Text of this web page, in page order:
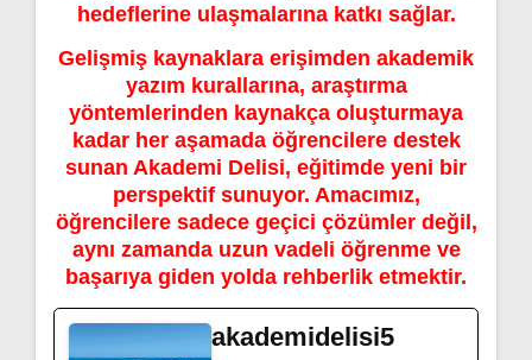
hedeflerine ulaşmalarına katkı sağlar.
Gelişmiş kaynaklara erişimden akademik
yazım kurallarına, araştırma
yöntemlerinden kaynakça oluşturmaya
kadar her aşamada öğrencilere destek
sunan Akademi Delisi, eğitimde yeni bir
perspektif sunuyor. Amacımız,
öğrencilere sadece geçici çözümler değil,
aynı zamanda uzun vadeli öğrenme ve
başarıya giden yolda rehberlik etmektir.
akademidelisi5